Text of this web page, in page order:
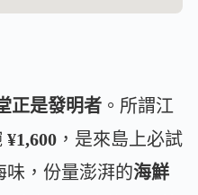
正是發明者 。所謂江
¥1,600 ，是來島上必試
味，份量澎湃的海鮮